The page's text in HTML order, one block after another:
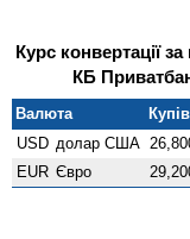
Курс конвертації
КБ
Валюта
USD долар США
EUR Євро